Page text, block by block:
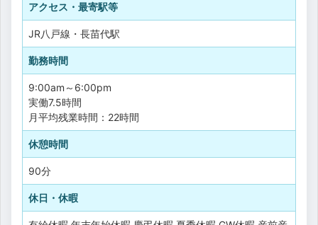
アクセス・最寄駅等
JR八戸線・長苗代駅
勤務時間
9:00am～6:00pm
実働7.5時間
月平均残業時間：22時間
休憩時間
90分
休日・休暇